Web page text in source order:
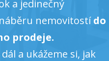
a jedinečný
nemovitostído
prodeje.
a ukážeme si, jak